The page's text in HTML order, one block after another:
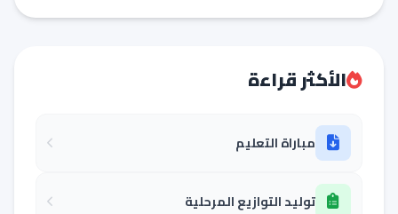
الأكثر قراءة
مباراة التعليم
توليد التوازيع المرحلية